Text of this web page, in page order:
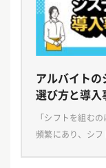
アルバイト
選び方と導
「シフトを組む
頻繁にあり、シ